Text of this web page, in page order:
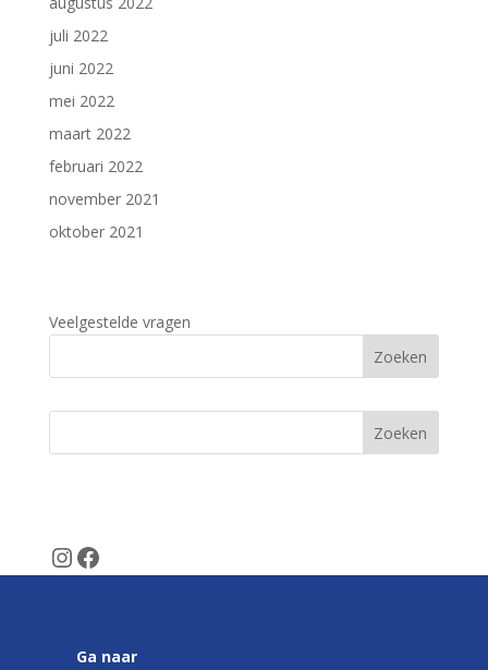
juli 2022
juni 2022
mei 2022
maart 2022
februari 2022
november 2021
oktober 2021
Veelgestelde vragen
Zoeken
Instagram
Facebook
Ga naar